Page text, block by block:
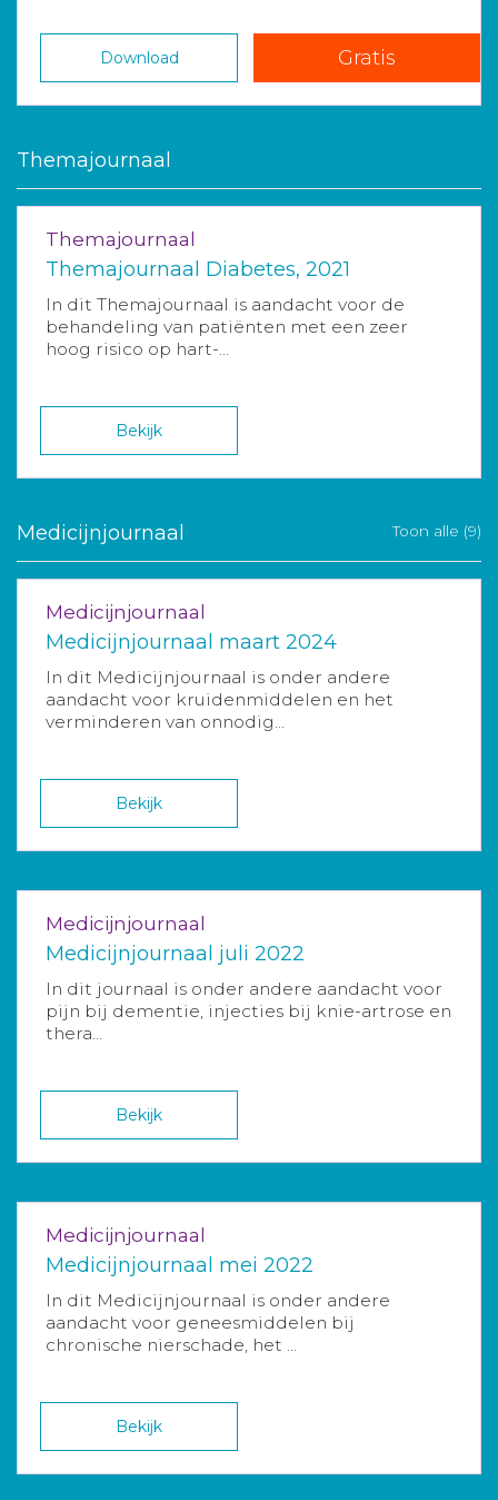
Download Gratis
Themajournaal
Themajournaal
Themajournaal Diabetes, 2021
In dit Themajournaal is aandacht voor de
behandeling van patiënten met een zeer
hoog risico op hart-...
Bekijk
Medicijnjournaal Toon alle (9)
Medicijnjournaal
Medicijnjournaal maart 2024
In dit Medicijnjournaal is onder andere
aandacht voor kruidenmiddelen en het
verminderen van onnodig...
Bekijk
Medicijnjournaal
Medicijnjournaal juli 2022
In dit journaal is onder andere aandacht voor
pijn bij dementie, injecties bij knie-artrose en
thera...
Bekijk
Medicijnjournaal
Medicijnjournaal mei 2022
In dit Medicijnjournaal is onder andere
aandacht voor geneesmiddelen bij
chronische nierschade, het ...
Bekijk